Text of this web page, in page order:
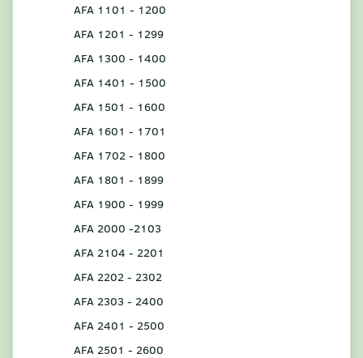
AFA 1101 - 1200
AFA 1201 - 1299
AFA 1300 - 1400
AFA 1401 - 1500
AFA 1501 - 1600
AFA 1601 - 1701
AFA 1702 - 1800
AFA 1801 - 1899
AFA 1900 - 1999
AFA 2000 -2103
AFA 2104 - 2201
AFA 2202 - 2302
AFA 2303 - 2400
AFA 2401 - 2500
AFA 2501 - 2600